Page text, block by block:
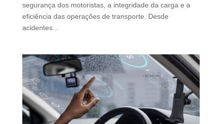
segurança dos motoristas, a integridade da carga e a
eficiência das operações de transporte. Desde
acidentes...